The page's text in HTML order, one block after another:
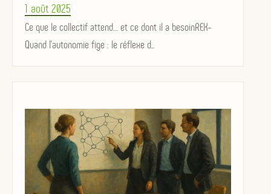
Posted
on
1 août 2025
Ce que le collectif attend… et ce dont il a besoinREX-
Quand l'autonomie fige : le réflexe d...